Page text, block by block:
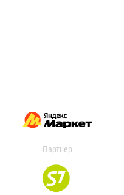
Партнер